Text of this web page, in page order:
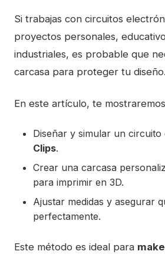
Si trabajas con circuitos
proyectos personales,
industriales, es probable que
carcasa para proteger tu diseño.
En este artículo, te
Diseñar y simular un circuito
Clips.
Crear una carcasa
para imprimir en 3D.
Ajustar medidas y asegurar
perfectamente.
Este método es ideal para